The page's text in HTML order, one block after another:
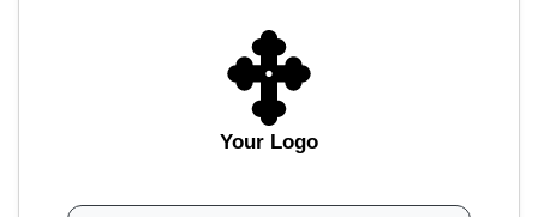
Your Logo